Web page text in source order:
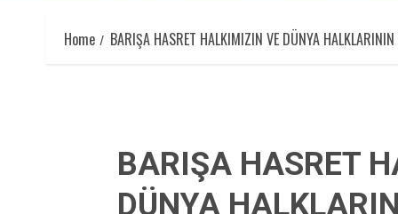
Home BARIŞA HASRET HALKIMIZIN VE DÜNYA
BARIŞA HASRET
DÜNYA